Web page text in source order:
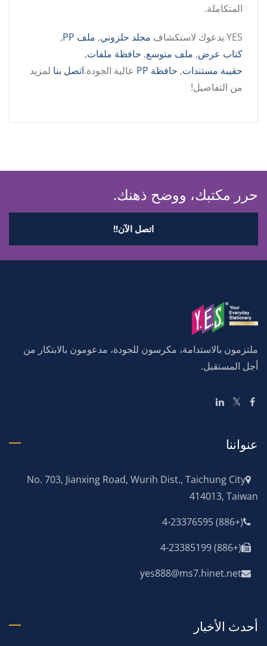
المتكاملة.
YES يدعوك لاستكشاف مجلد حلزوني, ملف PP
,
كتاب عرض, ملف متوسع, حافظة ملفات,
حقيبة مستندات, حافظة PP عالية الجودة.اتصل بنا لمزيد
من التفاصيل!
حرر مكتبك، ووضح ذهنك.
اتصل الآن!!
ملتزمون بالاستدامة، مكرسون للجودة، مدعومون بالابتكار من
أجل المستقبل.
عنواننا
No. 703, Jianxing Road, Wurih Dist., Taichung City
414013, Taiwan
(+886) 4-23376595
(+886) 4-23385199
yes888@ms7.hinet.net
أحدث الأخبار